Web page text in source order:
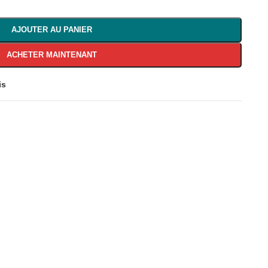
AJOUTER AU PANIER
ACHETER MAINTENANT